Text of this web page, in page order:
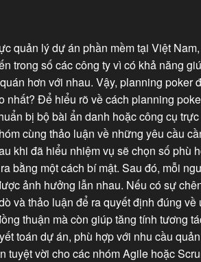
quản lý dự án phần mềm tại Việt
trong số các công ty vì có khả năng
hơn với nhau. Vậy, planning poker
nhất? Để hiểu rõ về cách planning
bị bộ bài ẩn danh hoặc công cụ
cùng thảo luận về những yêu cầu
khi đã hiểu nhiệm vụ sẽ chọn số phù
bằng một cách bí mật. Sau đó, mỗi
ảnh hưởng lẫn nhau. Nếu có sự
và thảo luận để ra quyết định đúng
thuận mà còn giúp tăng tính tương
toán dự án, phù hợp với nhu cầu
tuyệt vời cho các nhóm Agile hoặc